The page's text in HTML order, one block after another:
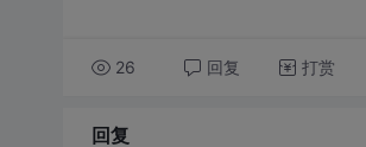
26 回复 打赏
回复